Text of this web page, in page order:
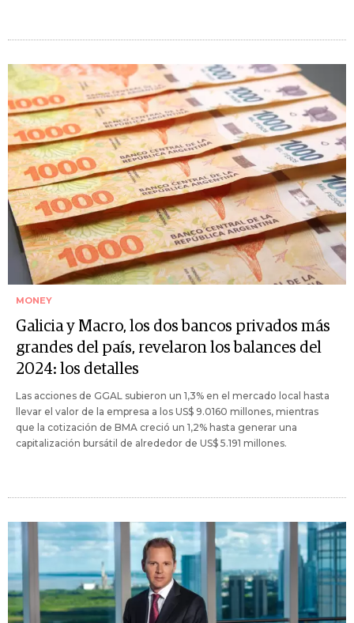
MONEY
Galicia y Macro, los dos bancos privados más
grandes del país, revelaron los balances del
2024: los detalles
Las acciones de GGAL subieron un 1,3% en el mercado local hasta
llevar el valor de la empresa a los US$ 9.0160 millones, mientras
que la cotización de BMA creció un 1,2% hasta generar una
capitalización bursátil de alrededor de US$ 5.191 millones.